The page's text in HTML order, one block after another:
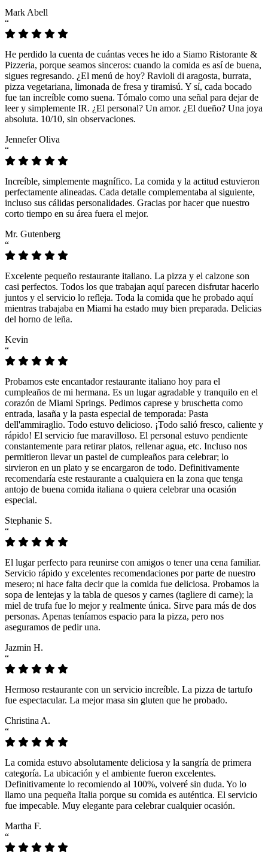
Mark Abell
“
He perdido la cuenta de cuántas veces he ido a Siamo Ristorante &
Pizzeria, porque seamos sinceros: cuando la comida es así de buena,
sigues regresando. ¿El menú de hoy? Ravioli di aragosta, burrata,
pizza vegetariana, limonada de fresa y tiramisú. Y sí, cada bocado
fue tan increíble como suena. Tómalo como una señal para dejar de
leer y simplemente IR. ¿El personal? Un amor. ¿El dueño? Una joya
absoluta. 10/10, sin observaciones.
Jennefer Oliva
“
Increíble, simplemente magnífico. La comida y la actitud estuvieron
perfectamente alineadas. Cada detalle complementaba al siguiente,
incluso sus cálidas personalidades. Gracias por hacer que nuestro
corto tiempo en su área fuera el mejor.
Mr. Gutenberg
“
Excelente pequeño restaurante italiano. La pizza y el calzone son
casi perfectos. Todos los que trabajan aquí parecen disfrutar hacerlo
juntos y el servicio lo refleja. Toda la comida que he probado aquí
mientras trabajaba en Miami ha estado muy bien preparada. Delicias
del horno de leña.
Kevin
“
Probamos este encantador restaurante italiano hoy para el
cumpleaños de mi hermana. Es un lugar agradable y tranquilo en el
corazón de Miami Springs. Pedimos caprese y bruschetta como
entrada, lasaña y la pasta especial de temporada: Pasta
dell'ammiraglio. Todo estuvo delicioso. ¡Todo salió fresco, caliente y
rápido! El servicio fue maravilloso. El personal estuvo pendiente
constantemente para retirar platos, rellenar agua, etc. Incluso nos
permitieron llevar un pastel de cumpleaños para celebrar; lo
sirvieron en un plato y se encargaron de todo. Definitivamente
recomendaría este restaurante a cualquiera en la zona que tenga
antojo de buena comida italiana o quiera celebrar una ocasión
especial.
Stephanie S.
“
El lugar perfecto para reunirse con amigos o tener una cena familiar.
Servicio rápido y excelentes recomendaciones por parte de nuestro
mesero; ni hace falta decir que la comida fue deliciosa. Probamos la
sopa de lentejas y la tabla de quesos y carnes (tagliere di carne); la
miel de trufa fue lo mejor y realmente única. Sirve para más de dos
personas. Apenas teníamos espacio para la pizza, pero nos
aseguramos de pedir una.
Jazmin H.
“
Hermoso restaurante con un servicio increíble. La pizza de tartufo
fue espectacular. La mejor masa sin gluten que he probado.
Christina A.
“
La comida estuvo absolutamente deliciosa y la sangría de primera
categoría. La ubicación y el ambiente fueron excelentes.
Definitivamente lo recomiendo al 100%, volveré sin duda. Yo lo
llamo una pequeña Italia porque su comida es auténtica. El servicio
fue impecable. Muy elegante para celebrar cualquier ocasión.
Martha F.
“